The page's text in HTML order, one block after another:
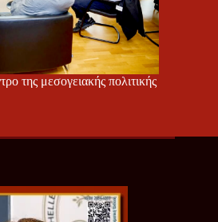
της μεσογειακής πολιτικής